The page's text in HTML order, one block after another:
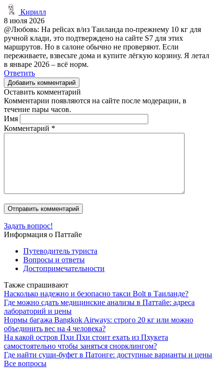
Кирилл
8 июля 2026
@Любовь: На рейсах в/из Таиланда по-прежнему 10 кг для
ручной клади, это подтверждено на сайте S7 для этих
маршрутов. Но в салоне обычно не проверяют. Если
переживаете, взвесьте дома и купите лёгкую корзину. Я летал
в январе 2026 – всё норм.
Ответить
Добавить комментарий
Оставить комментарий
Комментарии появляются на сайте после модерации, в
течение пары часов.
Имя
Комментарий *
Задать вопрос!
Информация о Паттайе
Путеводитель туриста
Вопросы и ответы
Достопримечательности
Также спрашивают
Насколько надежно и безопасно такси Bolt в Таиланде?
Где можно сдать медицинские анализы в Паттайе: адреса
лабораторий и цены
Нормы багажа Bangkok Airways: строго 20 кг или можно
объединить вес на 4 человека?
На какой остров Пхи Пхи стоит ехать из Пхукета
самостоятельно чтобы заняться снорклингом?
Где найти суши-буфет в Патонге: доступные варианты и цены
Все вопросы